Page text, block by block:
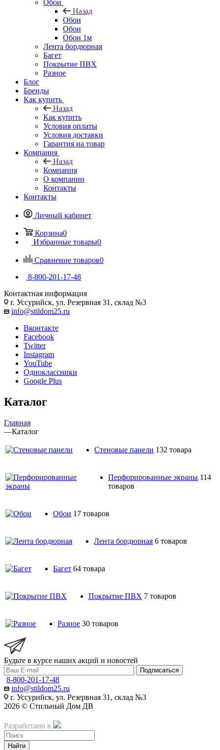
Обои
Назад
Обои
Обои
Обои 1м
Лента бордюрная
Багет
Покрытие ПВХ
Разное
Блог
Бренды
Как купить
Назад
Как купить
Условия оплаты
Условия доставки
Гарантия на товар
Компания
Назад
Компания
О компании
Контакты
Контакты
Личный кабинет
Корзина0
Избранные товары0
Сравнение товаров0
8-800-201-17-48
Контактная информация
г. Уссурийск, ул. Резервная 31, склад №3
info@stildom25.ru
Вконтакте
Facebook
Twitter
Instagram
YouTube
Одноклассники
Google Plus
Каталог
Главная
—Каталог
Стеновые панели 132 товара
Перфорированные экраны 114
товаров
Обои 17 товаров
Лента бордюрная 6 товаров
Багет 64 товара
Покрытие ПВХ 7 товаров
Разное 30 товаров
Будьте в курсе наших акций и новостей
Подписаться
8-800-201-17-48
info@stildom25.ru
г. Уссурийск, ул. Резервная 31, склад №3
2026 © Стильный Дом ДВ
Разработано в
Найти